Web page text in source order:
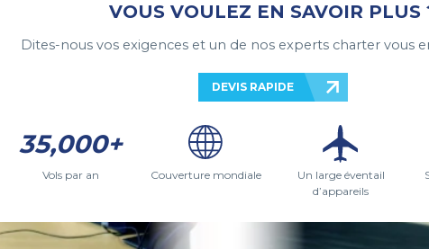
VOUS VOULEZ EN SAVOIR PLUS
Dites-nous vos exigences et un de nos experts charter vous
DEVIS RAPIDE
35,000+
Vols par an Couverture mondiale
Un large éventail
d’appareils